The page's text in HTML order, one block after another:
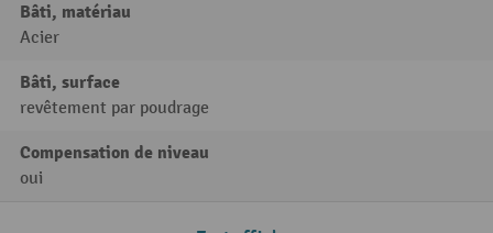
Bâti, matériau
Acier
Bâti, surface
revêtement par poudrage
Compensation de niveau
oui